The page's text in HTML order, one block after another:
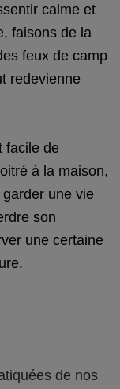
calme et
faisons de la
feux de camp
redevienne
facile de
à la maison,
une vie
son
une certaine
de nos